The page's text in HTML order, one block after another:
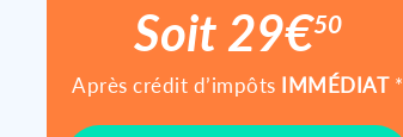
Soit 29€50
Après crédit d’impôts IMMÉDIAT*